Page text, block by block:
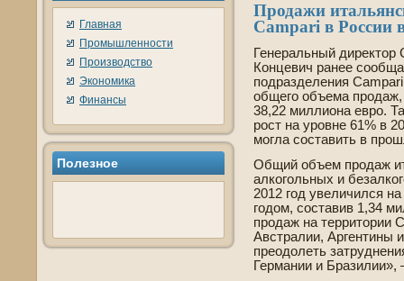
Главная
Промышленности
Производство
Экономика
Финансы
Полезное
Продажи
Campari в России
Генеральный
Концевич ранее
подразде­ления
общего объема продаж,
38,22 миллиона евро.
рост на уровне 61% в
могла составить в
Общий объем продаж
алкогольных и
2012 год уве­личился
годом, составив 1,34
продаж на территории
Австралии, Аргентины
преодолеть
Германии и